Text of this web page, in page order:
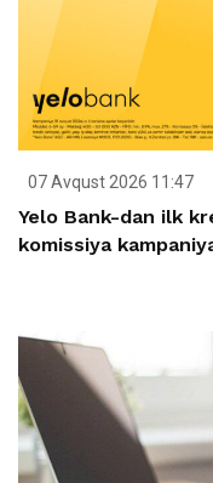
07 Avqust 2026 11:47
Yelo Bank-dan ilk
komissiya